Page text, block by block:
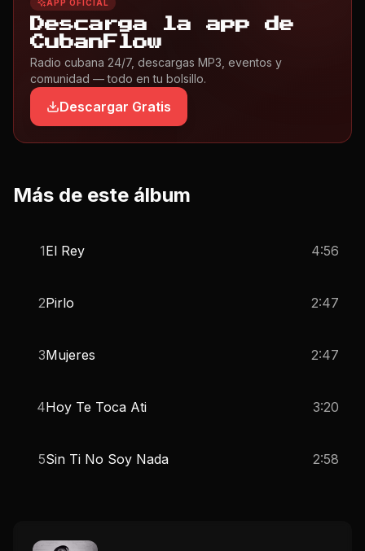
APP OFICIAL
Descarga la app de
CubanFlow
Radio cubana 24/7, descargas MP3, eventos y
comunidad — todo en tu bolsillo.
Descargar Gratis
Más de este álbum
1El Rey 4:56
2Pirlo 2:47
3Mujeres 2:47
4Hoy Te Toca Ati 3:20
5Sin Ti No Soy Nada 2:58